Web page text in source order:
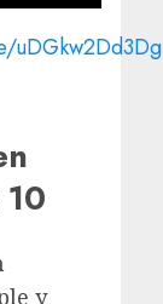
uDGkw2Dd3Dg
y